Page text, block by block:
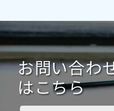
2021年1月 2020年12月
2020年10月 2020年9月
2020年7月 2020年6月
2020年4月 2020年3月
お問い合わ
はこちら